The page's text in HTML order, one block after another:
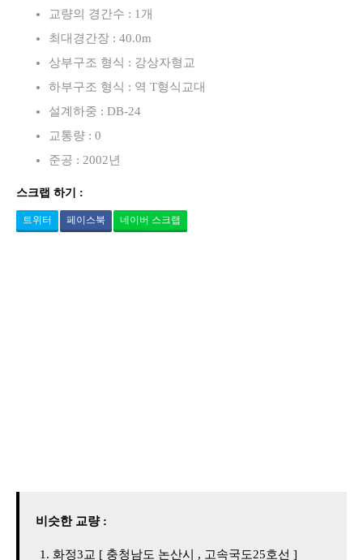
교량의 경간수 : 1개
최대경간장 : 40.0m
상부구조 형식 : 강상자형교
하부구조 형식 : 역 T형식교대
설계하중 : DB-24
교통량 : 0
준공 : 2002년
스크랩 하기 :
트위터 페이스북 네이버 스크랩
비슷한 교량 :
화정3교 [ 충청남도 논산시 , 고속국도25호선 ]